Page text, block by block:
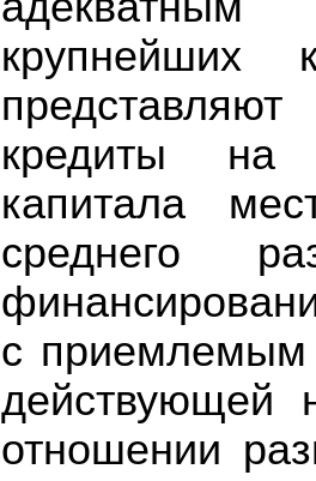
крупнейших
кредиты на
капитала
среднего
с приемлемым
действующей
отношении